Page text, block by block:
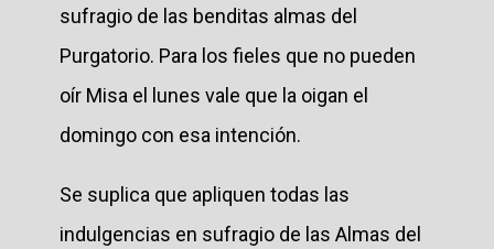
sufragio de las benditas almas del
Purgatorio. Para los fieles que no pueden
oír Misa el lunes vale que la oigan el
domingo con esa intención.
Se suplica que apliquen todas las
indulgencias en sufragio de las Almas del